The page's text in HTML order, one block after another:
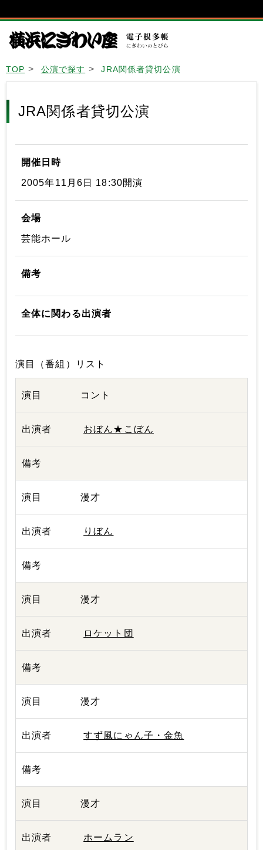
TOP 公演で探す JRA関係者貸切公演
JRA関係者貸切公演
開催日時
2005年11月6日 18:30開演
会場
芸能ホール
備考
全体に関わる出演者
演目（番組）リスト
コント
おぼん★こぼん
漫才
りぼん
漫才
ロケット団
漫才
すず風にゃん子・金魚
漫才
ホームラン